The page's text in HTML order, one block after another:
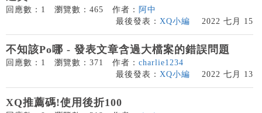
回應數：1 瀏覽數：465 作者： 阿中
最後發表： XQ小編 2022 七月 15
不知該Po哪 - 發表文章含過大檔案的錯誤問題
回應數：1 瀏覽數：371 作者： charlie1234
最後發表： XQ小編 2022 七月 13
XQ推薦碼!使用後折100